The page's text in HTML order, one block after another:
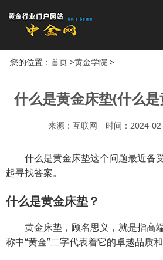
您的位置： 首页>黄金学院 >
什么是黄金床垫(什么
来源：互联网 时间：2024-
什么是黄金床垫这个问题最近备
起寻找答案。
什么是黄金床垫？
黄金床垫，顾名思义，就是指高
称中“黄金”二字代表着它的卓越品质和